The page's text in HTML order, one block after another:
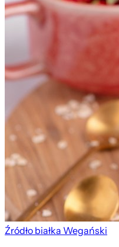
Źródło białka Wegański